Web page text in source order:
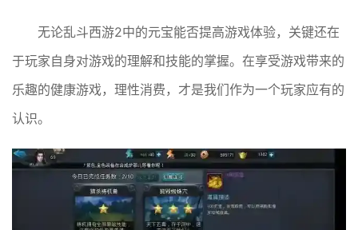
无论乱斗西游2中的元宝能否提高游戏体验，关键还在
于玩家自身对游戏的理解和技能的掌握。在享受游戏带来的
乐趣的健康游戏，理性消费，才是我们作为一个玩家应有的
认识。